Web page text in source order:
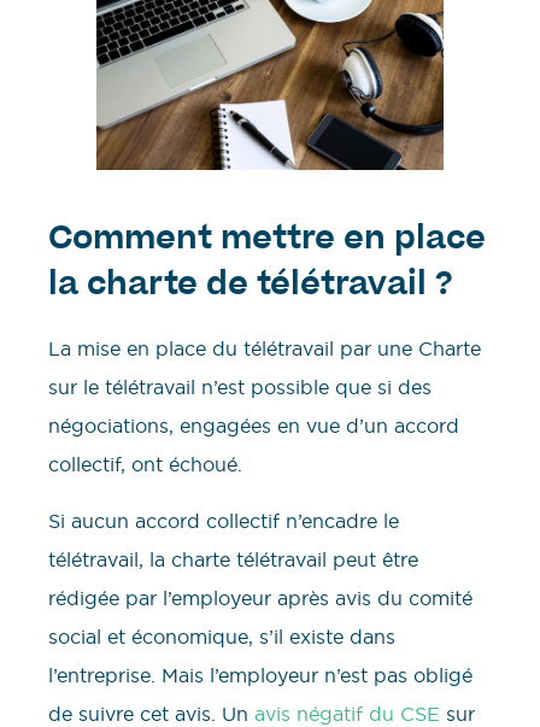
Comment mettre en place
la charte de télétravail ?
La mise en place du télétravail par une Charte
sur le télétravail n’est possible que si des
négociations, engagées en vue d’un accord
collectif, ont échoué.
Si aucun accord collectif n’encadre le
télétravail, la charte télétravail peut être
rédigée par l’employeur après avis du comité
social et économique, s’il existe dans
l’entreprise. Mais l’employeur n’est pas obligé
de suivre cet avis. Un avis négatif du CSE sur